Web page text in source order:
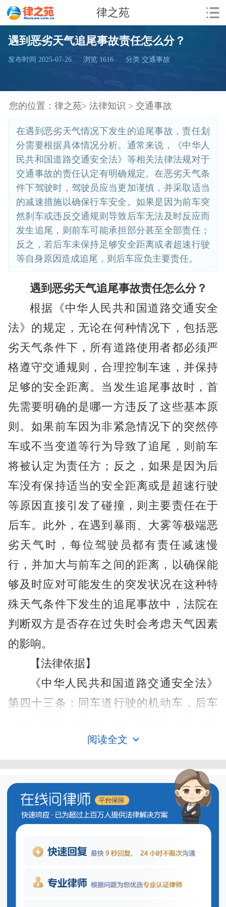
律之苑
遇到恶劣天气追尾事故责任怎么分？
发布时间 2025-07-26 浏览 1616 分类 交通事故
您的位置： 律之苑> 法律知识 > 交通事故
在遇到恶劣天气情况下发生的追尾事故，责任划
分需要根据具体情况分析。通常来说，《中华人
民共和国道路交通安全法》等相关法律法规对于
交通事故的责任认定有明确规定。在恶劣天气条
件下驾驶时，驾驶员应当更加谨慎，并采取适当
的减速措施以确保行车安全。如果是因为前车突
然刹车或违反交通规则导致后车无法及时反应而
发生追尾，则前车可能承担部分甚至全部责任；
反之，若后车未保持足够安全距离或者超速行驶
等自身原因造成追尾，则后车应负主要责任。
遇到恶劣天气追尾事故责任怎么分？
根据《中华人民共和国道路交通安全
法》的规定，无论在何种情况下，包括恶
劣天气条件下，所有道路使用者都必须严
格遵守交通规则，合理控制车速，并保持
足够的安全距离。当发生追尾事故时，首
先需要明确的是哪一方违反了这些基本原
则。如果前车因为非紧急情况下的突然停
车或不当变道等行为导致了追尾，则前车
将被认定为责任方；反之，如果是因为后
车没有保持适当的安全距离或是超速行驶
等原因直接引发了碰撞，则主要责任在于
后车。此外，在遇到暴雨、大雾等极端恶
劣天气时，每位驾驶员都有责任减速慢
行，并加大与前车之间的距离，以确保能
够及时应对可能发生的突发状况在这种特
殊天气条件下发生的追尾事故中，法院在
判断双方是否存在过失时会考虑天气因素
的影响。
【法律依据】
《中华人民共和国道路交通安全法》
第四十三条：同车道行驶的机动车，后车
安全距离。使用喇叭催促前车不得影响其
他车辆正常行驶。
《中华人民共和国道路交通安全法》
第七十六条：机动车发生交通事故造成人
身伤亡、财产损失的，由保险公司在机动
以赔偿；不足的部分，按照下列规定承担
赔偿责任：
阅读全文